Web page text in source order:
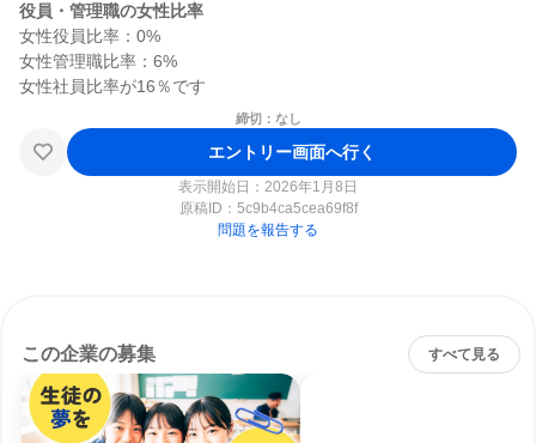
役員・管理職の女性比率
女性役員比率：0%
女性管理職比率：6%
締切：なし
エントリー画面へ行く
表示開始日：2026年1月8日
原稿ID： 5c9b4ca5cea69f8f
問題を報告する
この企業の募集 すべて見る